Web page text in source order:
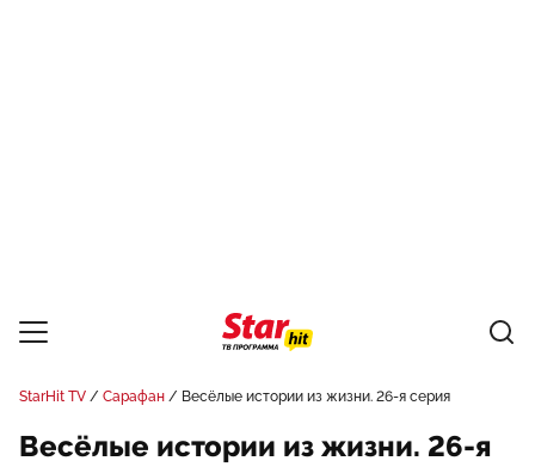
StarHit TV Сарафан Весёлые истории из жизни. 26-я серия
Весёлые истории из жизни. 26-я